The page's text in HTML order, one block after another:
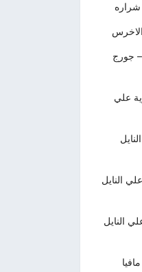
شراره
– جورج
علي
النايل
النايل